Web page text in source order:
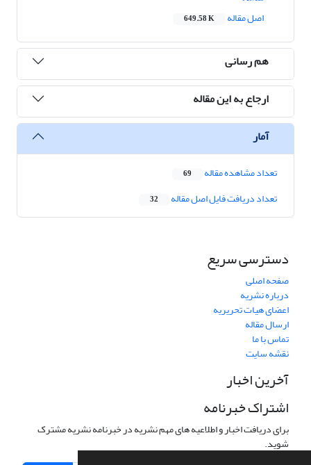
اصل مقاله
649.58 K
هم رسانی
ارجاع به این مقاله
آمار
تعداد مشاهده مقاله 69
تعداد دریافت فایل اصل مقاله 32
دسترسی سریع
صفحه اصلی
درباره نشریه
اعضای هیات تحریریه
ارسال مقاله
تماس با ما
نقشه سایت
آخرین اخبار
اشتراک خبرنامه
برای دریافت اخبار و اطلاعیه های مهم نشریه در خبرنامه نشریه مشترک
شوید.